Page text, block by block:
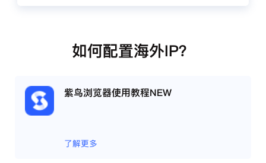
如何配置海外IP？
紫鸟浏览器使用教程NEW
了解更多